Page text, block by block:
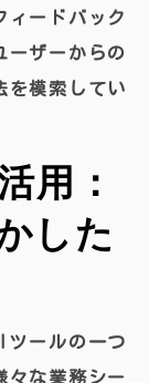
ィードバック
ーザーからの
を模索してい
用：
した
ツールの一つ
々な業務シー